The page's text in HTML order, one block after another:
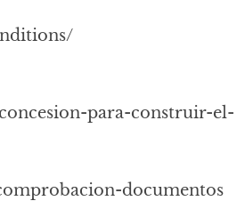
para-construir-el-
documentos